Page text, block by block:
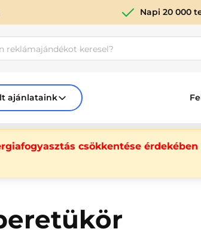
Napi 20 000
ajánlataink
csökkentése